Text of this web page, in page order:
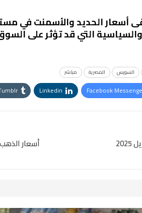
أسعار الحديد والأسمنت في
التي قد تؤثر على
السويس المصرية مباشر
Facebook
Linkedin
أسعار الذهب في السوق 20 أبريل 2025